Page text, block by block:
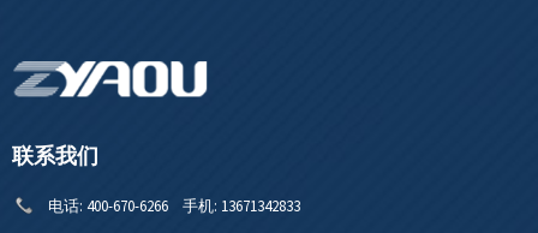
联系我们
电话: 400-670-6266 手机: 13671342833